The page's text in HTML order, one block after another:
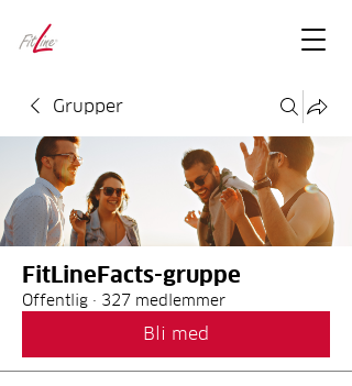
Grupper
FitLineFacts-gruppe
Offentlig · 327 medlemmer
Bli med